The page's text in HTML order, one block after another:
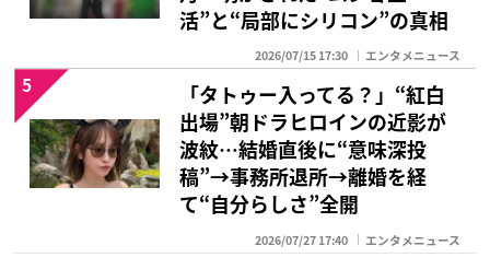
活”と“局部にシリコン”の真相
2026/07/15 17:30 エンタメニュース
「タトゥー入ってる？」“紅白
出場”朝ドラヒロインの近影が
波紋…結婚直後に“意味深投
稿”→事務所退所→離婚を経
て“自分らしさ”全開
2026/07/27 17:40 エンタメニュース
5